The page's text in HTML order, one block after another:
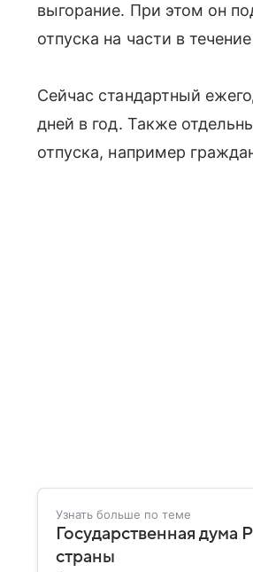
выгорание. При этом он
отпуска на части в
Сейчас стандартный
дней в год. Также
отпуска, например
Узнать больше по теме
Государственная дума
страны